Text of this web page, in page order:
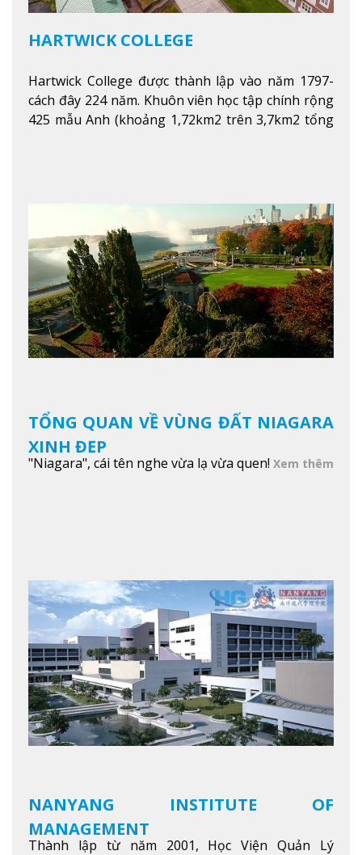
HARTWICK COLLEGE
Hartwick College được thành lập vào năm 1797-
cách đây 224 năm. Khuôn viên học tập chính rộng
425 mẫu Anh (khoảng 1,72km2 trên 3,7km2 tổng
TỔNG QUAN VỀ VÙNG ĐẤT NIAGARA
XINH ĐẸP
"Niagara", cái tên nghe vừa lạ vừa quen! Xem thêm
NANYANG INSTITUTE OF
MANAGEMENT
Thành lập từ năm 2001, Học Viện Quản Lý